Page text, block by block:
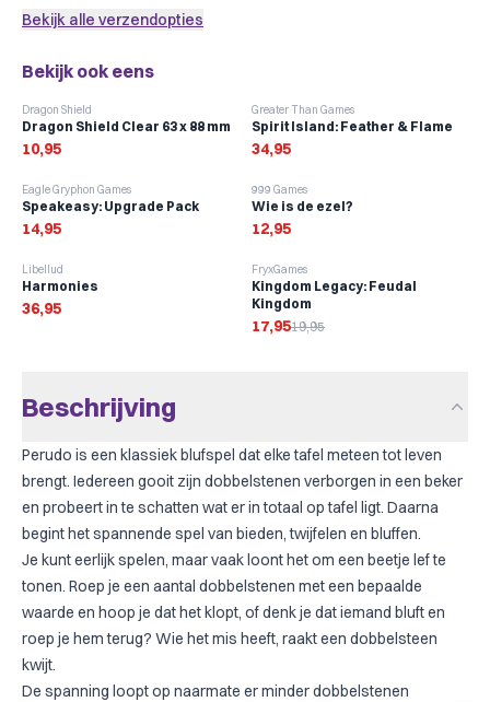
Bekijk alle verzendopties
Bekijk ook eens
Dragon Shield
Dragon Shield Clear 63 x 88 mm
10,95
Greater Than Games
Spirit Island: Feather & Flame
34,95
Eagle Gryphon Games
Speakeasy: Upgrade Pack
14,95
999 Games
Wie is de ezel?
12,95
Libellud
Harmonies
36,95
-10%
FryxGames
Kingdom Legacy: Feudal
Kingdom
17,9519,95
Beschrijving
Perudo is een klassiek blufspel dat elke tafel meteen tot leven
brengt. Iedereen gooit zijn dobbelstenen verborgen in een beker
en probeert in te schatten wat er in totaal op tafel ligt. Daarna
begint het spannende spel van bieden, twijfelen en bluffen.
Je kunt eerlijk spelen, maar vaak loont het om een beetje lef te
tonen. Roep je een aantal dobbelstenen met een bepaalde
waarde en hoop je dat het klopt, of denk je dat iemand bluft en
roep je hem terug? Wie het mis heeft, raakt een dobbelsteen
kwijt.
De spanning loopt op naarmate er minder dobbelstenen